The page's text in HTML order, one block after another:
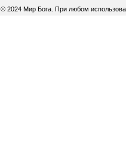
© 2024 Мир Бога. При любом